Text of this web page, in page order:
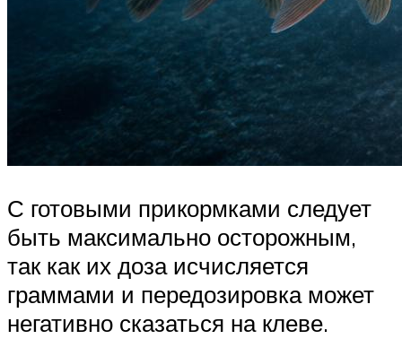
С готовыми прикормками следует
быть максимально осторожным,
так как их доза исчисляется
граммами и передозировка может
негативно сказаться на клеве.